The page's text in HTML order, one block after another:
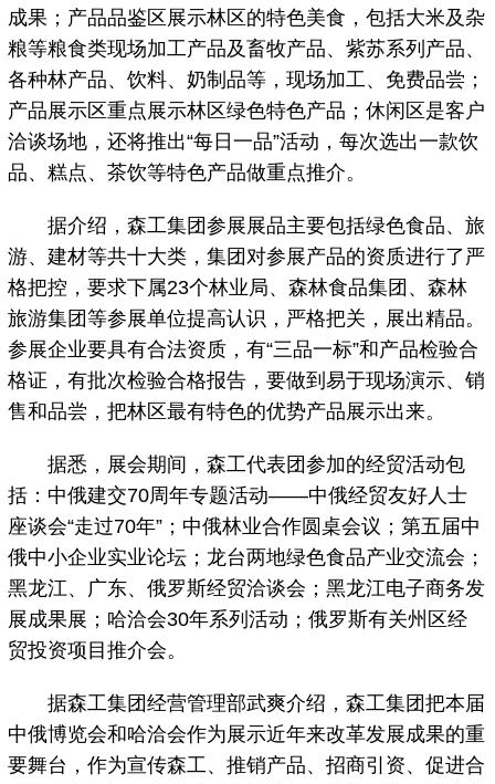
成果；产品品鉴区展示林区的特色美食，包括大米及杂
粮等粮食类现场加工产品及畜牧产品、紫苏系列产品、
各种林产品、饮料、奶制品等，现场加工、免费品尝；
产品展示区重点展示林区绿色特色产品；休闲区是客户
洽谈场地，还将推出“每日一品”活动，每次选出一款饮
品、糕点、茶饮等特色产品做重点推介。
据介绍，森工集团参展展品主要包括绿色食品、旅
游、建材等共十大类，集团对参展产品的资质进行了严
格把控，要求下属23个林业局、森林食品集团、森林
旅游集团等参展单位提高认识，严格把关，展出精品。
参展企业要具有合法资质，有“三品一标”和产品检验合
格证，有批次检验合格报告，要做到易于现场演示、销
售和品尝，把林区最有特色的优势产品展示出来。
据悉，展会期间，森工代表团参加的经贸活动包
括：中俄建交70周年专题活动——中俄经贸友好人士
座谈会“走过70年”；中俄林业合作圆桌会议；第五届中
俄中小企业实业论坛；龙台两地绿色食品产业交流会；
黑龙江、广东、俄罗斯经贸洽谈会；黑龙江电子商务发
展成果展；哈洽会30年系列活动；俄罗斯有关州区经
贸投资项目推介会。
据森工集团经营管理部武爽介绍，森工集团把本届
中俄博览会和哈洽会作为展示近年来改革发展成果的重
要舞台，作为宣传森工、推销产品、招商引资、促进合